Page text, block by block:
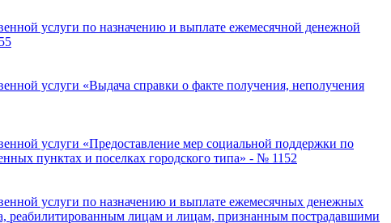
услуги по назначению и выплате ежемесячной денежной
услуги «Выдача справки о факте получения, неполучения
услуги «Предоставление мер социальной поддержки по
пунктах и поселках городского типа» - № 1152
услуги по назначению и выплате ежемесячных денежных
реабилитированным лицам и лицам, признанным пострадавшими